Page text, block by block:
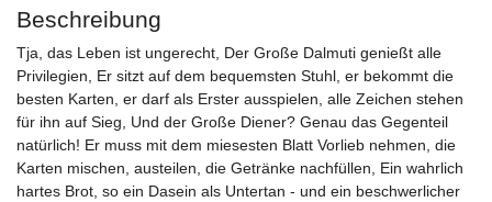
Beschreibung
Tja, das Leben ist ungerecht, Der Große Dalmuti genießt alle
Privilegien, Er sitzt auf dem bequemsten Stuhl, er bekommt die
besten Karten, er darf als Erster ausspielen, alle Zeichen stehen
für ihn auf Sieg, Und der Große Diener? Genau das Gegenteil
natürlich! Er muss mit dem miesesten Blatt Vorlieb nehmen, die
Karten mischen, austeilen, die Getränke nachfüllen, Ein wahrlich
hartes Brot, so ein Dasein als Untertan - und ein beschwerlicher